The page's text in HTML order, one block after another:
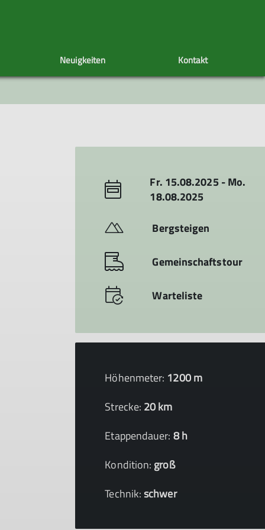
Veranstaltungen
Unser Vorstand
Tourenachiv
Neuigkeiten Kontakt
Fr. 15.08.2025 - Mo.
18.08.2025
Bergsteigen
Gemeinschaftstour
Warteliste
Höhenmeter: 1200 m
Strecke: 20 km
Etappendauer: 8 h
Kondition: groß
Technik:schwer